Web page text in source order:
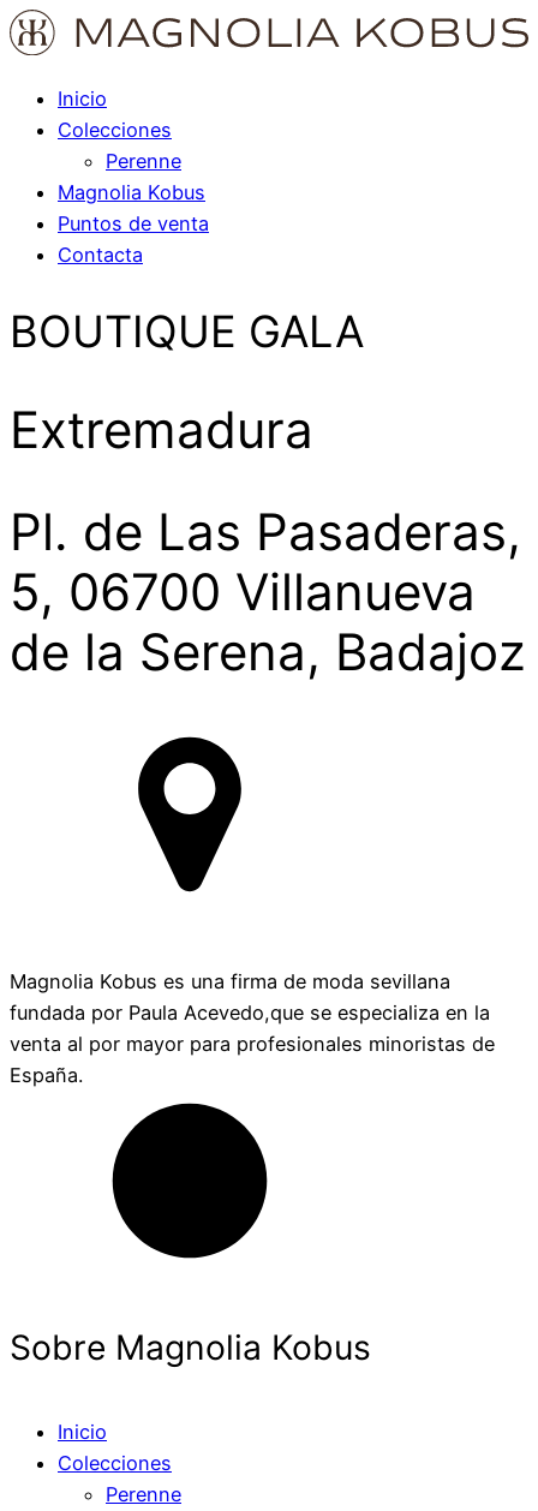
Inicio
Colecciones
Perenne
Magnolia Kobus
Puntos de venta
Contacta
BOUTIQUE GALA
Extremadura
Pl. de Las Pasaderas,
5, 06700 Villanueva
de la Serena, Badajoz
Magnolia Kobus es una firma de moda sevillana
fundada por Paula Acevedo,que se especializa en la
venta al por mayor para profesionales minoristas de
España.
Sobre Magnolia Kobus
Inicio
Colecciones
Perenne